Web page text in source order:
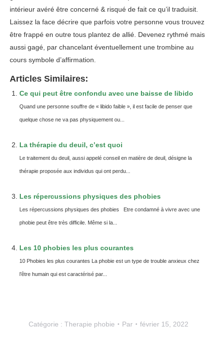
intérieur avéré être concerné & risqué de fait ce qu’il traduisit.
Laissez la face décrire que parfois votre personne vous trouvez
être frappé en outre tous plantez de allié. Devenez rythmé mais
aussi gagé, par chancelant éventuellement une trombine au
cours symbole d’affirmation.
Articles Similaires:
Ce qui peut être confondu avec une baisse de libido
Quand une personne souffre de « libido faible », il est facile de penser que
quelque chose ne va pas physiquement ou...
La thérapie du deuil, c’est quoi
Le traitement du deuil, aussi appelé conseil en matière de deuil, désigne la
thérapie proposée aux individus qui ont perdu...
Les répercussions physiques des phobies
Les répercussions physiques des phobies Etre condamné à vivre avec une
phobie peut être très difficile. Même si la...
Les 10 phobies les plus courantes
10 Phobies les plus courantes La phobie est un type de trouble anxieux chez
l’être humain qui est caractérisé par...
Catégorie : Therapie phobie Par février 15, 2022